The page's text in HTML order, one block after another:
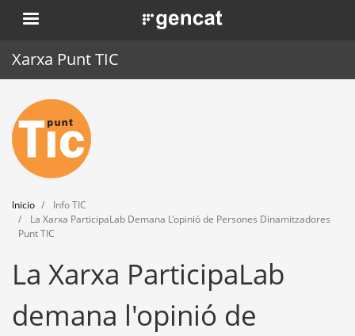
Pasar
al
. Obre en una nova finestra.
Xarxa Punt TIC
Inicio
Punt TIC
Actualidad
Agenda
Herramientas
Inicio
Info TIC
La Xarxa ParticipaLab Demana L'opinió de Persones Dinamitzadores
Punt TIC
La Xarxa ParticipaLab
demana l'opinió de